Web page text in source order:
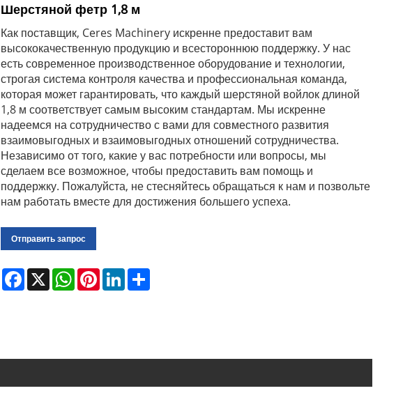
Шерстяной фетр 1,8 м
Как поставщик, Ceres Machinery искренне предоставит вам
высококачественную продукцию и всестороннюю поддержку. У нас
есть современное производственное оборудование и технологии,
строгая система контроля качества и профессиональная команда,
которая может гарантировать, что каждый шерстяной войлок длиной
1,8 м соответствует самым высоким стандартам. Мы искренне
надеемся на сотрудничество с вами для совместного развития
взаимовыгодных и взаимовыгодных отношений сотрудничества.
Независимо от того, какие у вас потребности или вопросы, мы
сделаем все возможное, чтобы предоставить вам помощь и
поддержку. Пожалуйста, не стесняйтесь обращаться к нам и позвольте
нам работать вместе для достижения большего успеха.
Отправить запрос
Facebook
X WhatsApp
PinterestLinkedIn